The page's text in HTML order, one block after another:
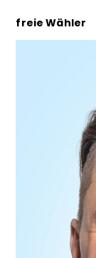
freie Wähler